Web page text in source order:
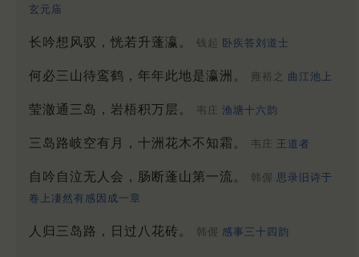
玄元庙
长吟想风驭，恍若升蓬瀛。 钱起 卧疾答刘道士
何必三山待鸾鹤，年年此地是瀛洲。 雍裕之 曲江池上
莹澈通三岛，岩梧积万层。 韦庄 渔塘十六韵
三岛路岐空有月，十洲花木不知霜。 韦庄 王道者
自吟自泣无人会，肠断蓬山第一流。 韩偓 思录旧诗于
卷上凄然有感因成一章
人归三岛路，日过八花砖。 韩偓 感事三十四韵